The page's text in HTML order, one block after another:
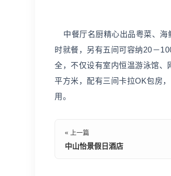
中餐厅名厨精心出品粤菜、海
时就餐，另有五间可容纳20－
全，不仅设有室内恒温游泳馆
平方米，配有三间卡拉OK包房
用。
« 上一篇
中山怡景假日酒店